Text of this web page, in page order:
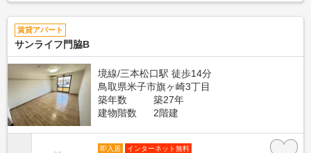
賃貸アパート
サンライフ門脇B
境線/三本松口駅 徒歩14分
鳥取県米子市旗ヶ崎3丁目
築年数
築27年
建物階数
2階建
即入居 インターネット無料